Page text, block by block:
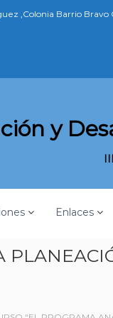
,Colonia Barrio Bravo
y
Enlaces